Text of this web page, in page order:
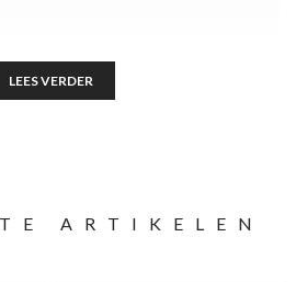
LEES VERDER
ARTIKELEN